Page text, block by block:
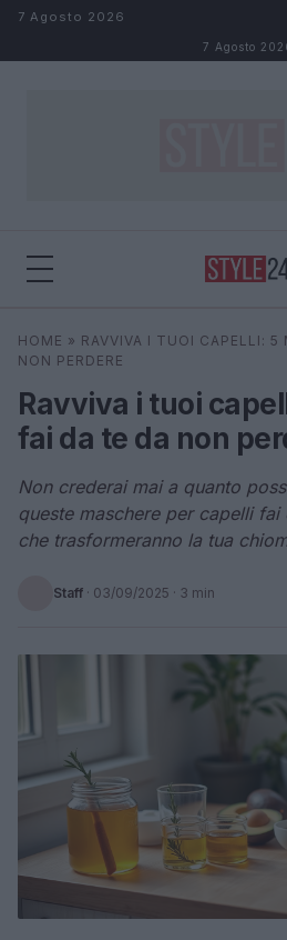
Salta al contenuto
7 Agosto 2026
7 Agosto
Cerca
HOME » RAVVIVA I TUOI CAPELLI: 5
NON PERDERE
Ravviva i tuoi
fai da te da non
Non crederai mai a quanto
queste maschere per capelli
che trasformeranno la tua
Staff · 03/09/2025 · 3 min